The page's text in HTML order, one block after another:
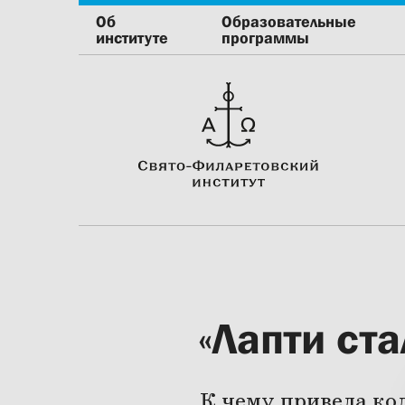
Об
институте
Образовательные
программы
«Лапти